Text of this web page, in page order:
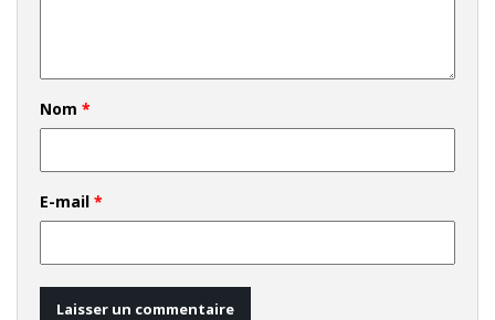
Nom *
E-mail *